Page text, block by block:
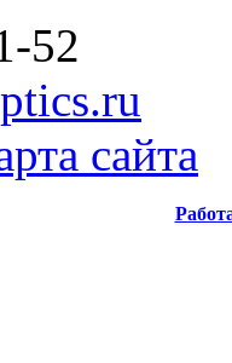
52
сайта